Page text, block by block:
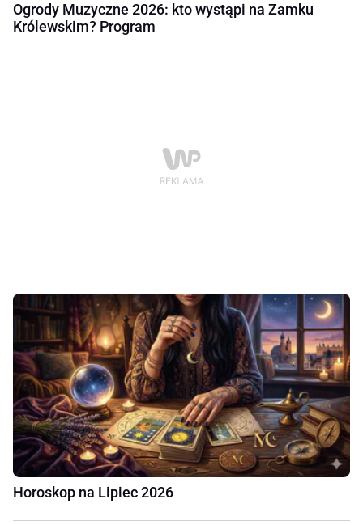
Ogrody Muzyczne 2026: kto wystąpi na Zamku
Królewskim? Program
Horoskop na Lipiec 2026